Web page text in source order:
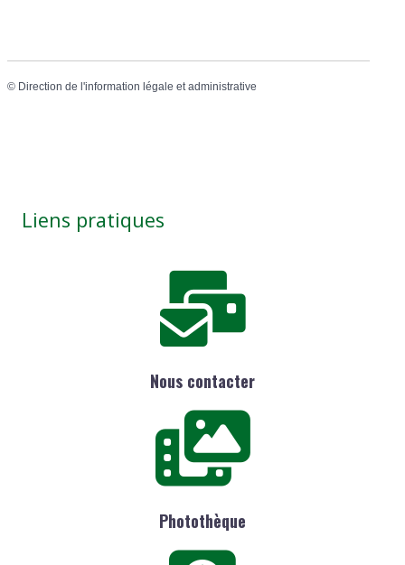
© Direction de l'information légale et administrative
Liens pratiques
Nous contacter
Photothèque